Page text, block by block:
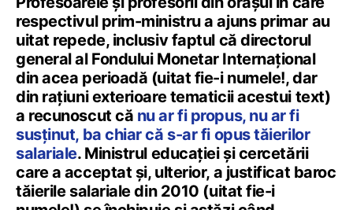
respectivul prim-ministru a ajuns primar au
uitat repede, inclusiv faptul că directorul
general al Fondului Monetar Internațional
din acea perioadă (uitat fie-i numele!, dar
din rațiuni exterioare tematicii acestui text)
a recunoscut că nu ar fi propus, nu ar fi
susținut, ba chiar că s-ar fi opus tăierilor
salariale. Ministrul educației și cercetării
care a acceptat și, ulterior, a justificat baroc
tăierile salariale din 2010 (uitat fie-i